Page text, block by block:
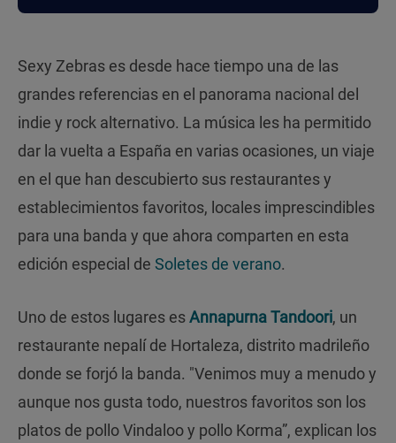
Sexy Zebras es desde hace tiempo una de las
grandes referencias en el panorama nacional del
indie y rock alternativo. La música les ha permitido
dar la vuelta a España en varias ocasiones, un viaje
en el que han descubierto sus restaurantes y
establecimientos favoritos, locales imprescindibles
para una banda y que ahora comparten en esta
edición especial de Soletes de verano.
Uno de estos lugares esAnnapurna Tandoori, un
restaurante nepalí de Hortaleza, distrito madrileño
donde se forjó la banda. "Venimos muy a menudo y
aunque nos gusta todo, nuestros favoritos son los
platos de pollo Vindaloo y pollo Korma”, explican los